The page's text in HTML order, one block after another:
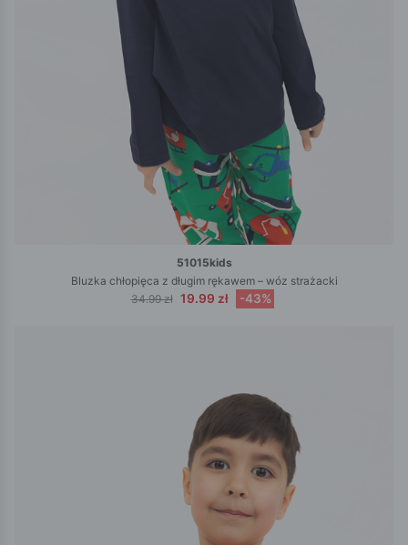
51015kids
Bluzka chłopięca z długim rękawem – wóz strażacki
34.99 zł 19.99 zł -43%